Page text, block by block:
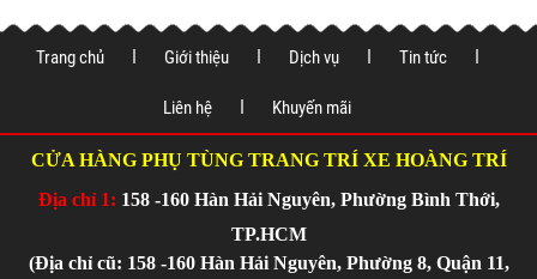
Trang chủ Giới thiệu Dịch vụ Tin tức
Liên hệ Khuyến mãi
CỬA HÀNG PHỤ TÙNG TRANG TRÍ XE HOÀNG TRÍ
Địa chỉ 1: 158 -160 Hàn Hải Nguyên, Phường Bình Thới,
TP.HCM
(Địa chỉ cũ: 158 -160 Hàn Hải Nguyên, Phường 8, Quận 11,